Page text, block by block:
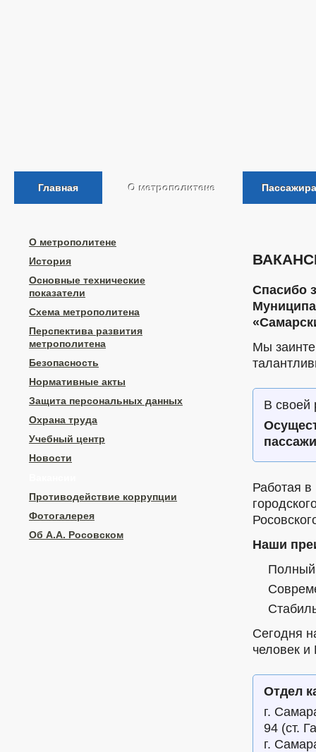
Главная О метрополитене
О метрополитене
История
Основные технические
показатели
Схема метрополитена
Перспектива развития
метрополитена
Безопасность
Нормативные акты
Защита персональных данных
Охрана труда
Учебный центр
Новости
Противодействие коррупции
Фотогалерея
Об А.А. Росовском
Спасибо
Мы
В своей
Работая
Наши
Полный
Сегодня
человек
Отдел
г.
94 (ст.
г.